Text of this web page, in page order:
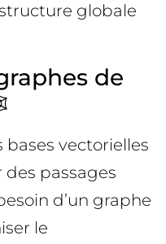
globale
de
bases vectorielles
passages
d’un graphe
le